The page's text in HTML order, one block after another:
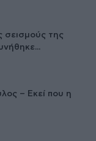
σεισμούς της
– Εκεί που η